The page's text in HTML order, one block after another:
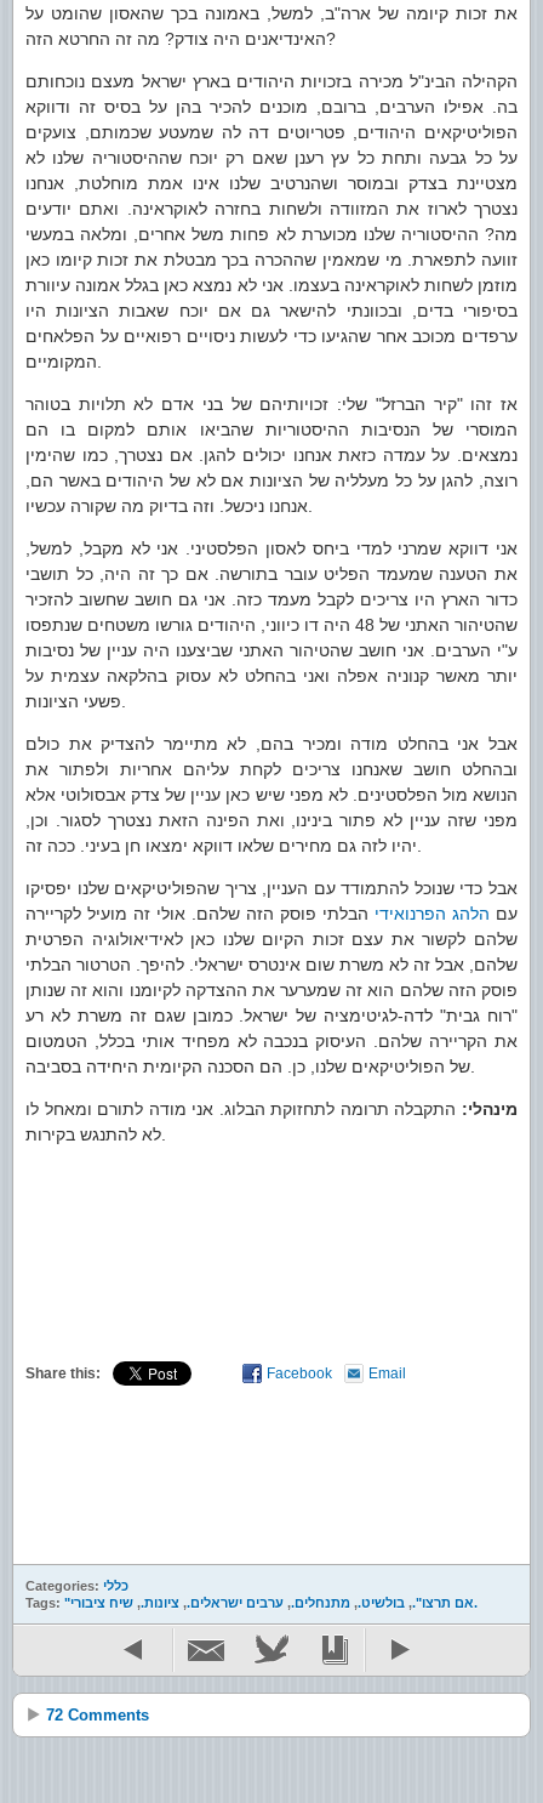
את זכות קיומה של ארה"ב, למשל, באמונה בכך שהאסון שהומט על
האינדיאנים היה צודק? מה זה החרטא הזה?
הקהילה הבינ"ל מכירה בזכויות היהודים בארץ ישראל מעצם נוכחותם
בה. אפילו הערבים, ברובם, מוכנים להכיר בהן על בסיס זה ודווקא
הפוליטיקאים היהודים, פטריוטים דה לה שמעטע שכמותם, צועקים
על כל גבעה ותחת כל עץ רענן שאם רק יוכח שההיסטוריה שלנו לא
מצטיינת בצדק ובמוסר ושהנרטיב שלנו אינו אמת מוחלטת, אנחנו
נצטרך לארוז את המזוודה ולשחות בחזרה לאוקראינה. ואתם יודעים
מה? ההיסטוריה שלנו מכוערת לא פחות משל אחרים, ומלאה במעשי
זוועה לתפארת. מי שמאמין שההכרה בכך מבטלת את זכות קיומו כאן
מוזמן לשחות לאוקראינה בעצמו. אני לא נמצא כאן בגלל אמונה עיוורת
בסיפורי בדים, ובכוונתי להישאר גם אם יוכח שאבות הציונות היו
ערפדים מכוכב אחר שהגיעו כדי לעשות ניסויים רפואיים על הפלאחים
אז זהו "קיר הברזל" שלי: זכויותיהם של בני אדם לא תלויות בטוהר
המוסרי של הנסיבות ההיסטוריות שהביאו אותם למקום בו הם
נמצאים. על עמדה כזאת אנחנו יכולים להגן. אם נצטרך, כמו שהימין
רוצה, להגן על כל מעלליה של הציונות אם לא של היהודים באשר הם,
אני דווקא שמרני למדי ביחס לאסון הפלסטיני. אני לא מקבל, למשל,
את הטענה שמעמד הפליט עובר בתורשה. אם כך זה היה, כל תושבי
כדור הארץ היו צריכים לקבל מעמד כזה. אני גם חושב שחשוב להזכיר
שהטיהור האתני של 48 היה דו כיווני, היהודים גורשו משטחים שנתפסו
ע"י הערבים. אני חושב שהטיהור האתני שביצענו היה עניין של נסיבות
יותר מאשר קנוניה אפלה ואני בהחלט לא עסוק בהלקאה עצמית על
אבל אני בהחלט מודה ומכיר בהם, לא מתיימר להצדיק את כולם
ובהחלט חושב שאנחנו צריכים לקחת עליהם אחריות ולפתור את
הנושא מול הפלסטינים. לא מפני שיש כאן עניין של צדק אבסולוטי אלא
מפני שזה עניין לא פתור בינינו, ואת הפינה הזאת נצטרך לסגור. וכן,
אבל כדי שנוכל להתמודד עם העניין, צריך שהפוליטיקאים שלנו יפסיקו
עם הלהג הפרנואידי הבלתי פוסק הזה שלהם. אולי זה מועיל לקריירה
שלהם לקשור את עצם זכות הקיום שלנו כאן לאידיאולוגיה הפרטית
שלהם, אבל זה לא משרת שום אינטרס ישראלי. להיפך. הטרטור הבלתי
פוסק הזה שלהם הוא זה שמערער את ההצדקה לקיומנו והוא זה שנותן
"רוח גבית" לדה-לגיטימציה של ישראל. כמובן שגם זה משרת לא רע
את הקריירה שלהם. העיסוק בנכבה לא מפחיד אותי בכלל, הטמטום
מינהלי: התקבלה תרומה לתחזוקת הבלוג. אני מודה לתורם ומאחל לו
Share this: Facebook Email
Categories: כללי
Tags:
"אם תרצו"., בולשיט., מתנחלים., ערבים ישראלים., ציונות., שיח ציבורי.
72 Comments